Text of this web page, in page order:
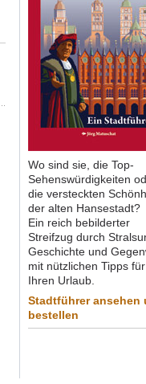
Wo sind sie, die Top-
Sehenswürdigkeiten
die versteckten
der alten Hansestadt?
Ein reich bebilderter
Streifzug durch
Geschichte und
mit nützlichen Tipps für
Ihren Urlaub.
Stadtführer ansehen
bestellen